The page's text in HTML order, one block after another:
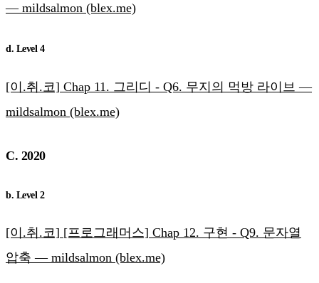
— mildsalmon (blex.me)
d. Level 4
[이.취.코] Chap 11. 그리디 - Q6. 무지의 먹방 라이브 —
mildsalmon (blex.me)
C. 2020
b. Level 2
[이.취.코] [프로그래머스] Chap 12. 구현 - Q9. 문자열
압축 — mildsalmon (blex.me)